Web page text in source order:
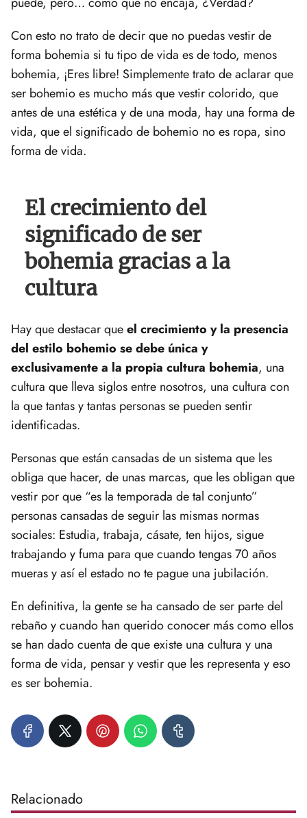
Con esto no trato de decir que no puedas vestir de
forma bohemia si tu tipo de vida es de todo, menos
bohemia, ¡Eres libre! Simplemente trato de aclarar que
ser bohemio es mucho más que vestir colorido, que
antes de una estética y de una moda, hay una forma de
vida, que el significado de bohemio no es ropa, sino
forma de vida.
El crecimiento del
significado de ser
bohemia gracias a la
cultura
Hay que destacar queel crecimiento y la presencia
del estilo bohemio se debe única y
exclusivamente a la propia cultura bohemia, una
cultura que lleva siglos entre nosotros, una cultura con
la que tantas y tantas personas se pueden sentir
identificadas.
Personas que están cansadas de un sistema que les
obliga que hacer, de unas marcas, que les obligan que
vestir por que “es la temporada de tal conjunto”
personas cansadas de seguir las mismas normas
sociales: Estudia, trabaja, cásate, ten hijos, sigue
trabajando y fuma para que cuando tengas 70 años
mueras y así el estado no te pague una jubilación.
En definitiva, la gente se ha cansado de ser parte del
rebaño y cuando han querido conocer más como ellos
se han dado cuenta de que existe una cultura y una
forma de vida, pensar y vestir que les representa y eso
es ser bohemia.
Relacionado